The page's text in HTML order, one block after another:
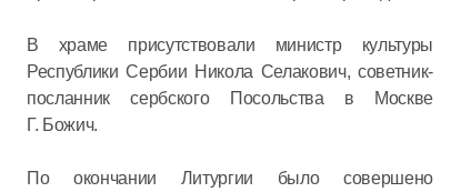
В храме присутствовали министр культуры
Республики Сербии Никола Селакович, советник-
посланник сербского Посольства в Москве
Г. Божич.
По окончании Литургии было совершено